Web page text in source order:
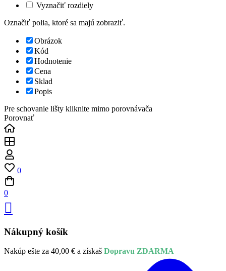
Vyznačiť rozdiely
Označiť polia, ktoré sa majú zobraziť.
Obrázok
Kód
Hodnotenie
Cena
Sklad
Popis
Pre schovanie lišty kliknite mimo porovnávača
Porovnať
0
0
Nákupný košík
Nakúp ešte za 40,00 € a získaš Dopravu ZDARMA